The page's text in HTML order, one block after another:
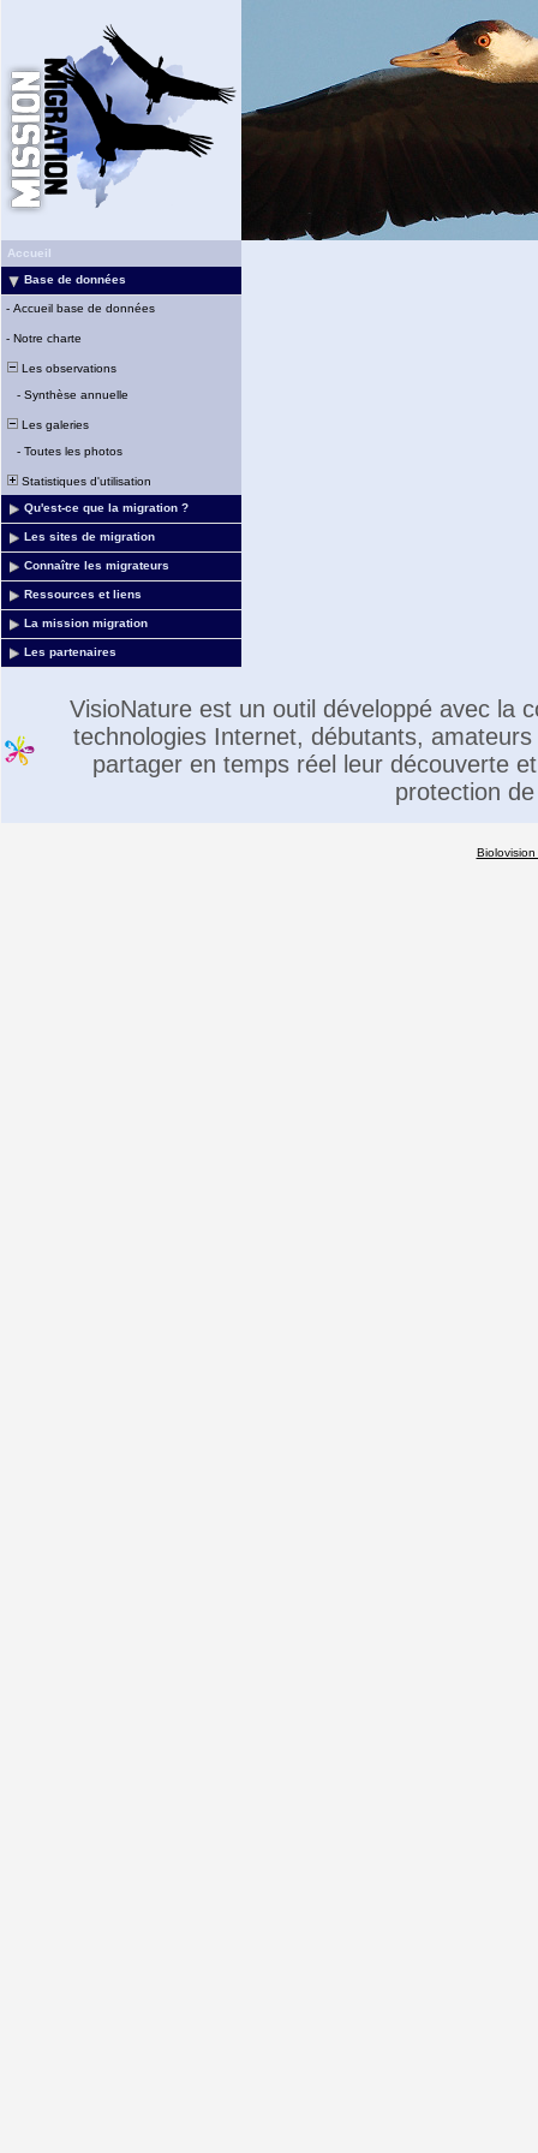
Accueil
Base de données
- Accueil base de données
- Notre charte
Les observations
- Synthèse annuelle
Les galeries
- Toutes les photos
Statistiques d'utilisation
Qu'est-ce que la migration ?
Les sites de migration
Connaître les migrateurs
Ressources et liens
La mission migration
Les partenaires
VisioNature est un outil développé avec la
technologies Internet, débutants,
partager en temps réel leur découverte
protection
Biolovision